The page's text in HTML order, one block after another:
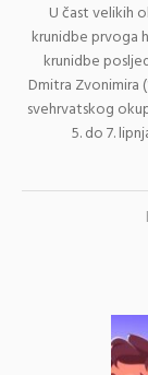
U čast velikih
krunidbe prvoga
krunidbe
Dmitra Zvonimira
svehrvatskog
5. do 7.